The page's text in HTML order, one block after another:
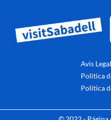
Avis Legal
Politica
Politica